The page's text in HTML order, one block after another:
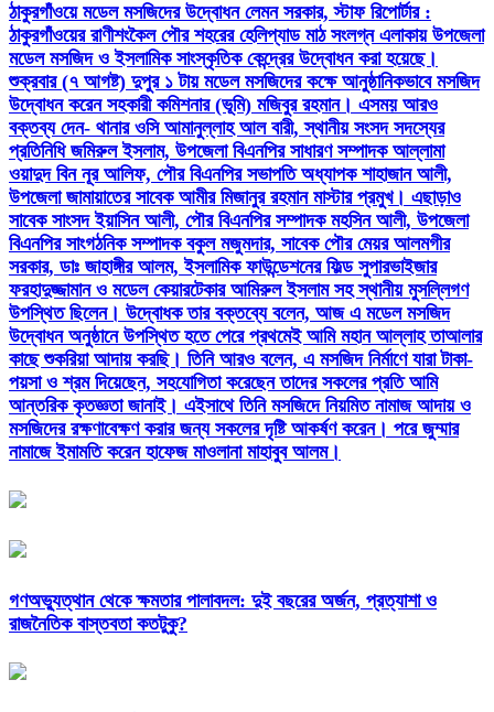
ঠাকুরগাঁওয়ে মডেল মসজিদের উদ্বোধন লেমন সরকার, স্টাফ রিপোর্টার :
ঠাকুরগাঁওয়ের রাণীশংকৈল পৌর শহরের হেলিপ্যাড মাঠ সংলগ্ন এলাকায় উপজেলা
মডেল মসজিদ ও ইসলামিক সাংস্কৃতিক কেন্দ্রের উদ্বোধন করা হয়েছে।
শুক্রবার (৭ আগষ্ট) দুপুর ১ টায় মডেল মসজিদের কক্ষে আনুষ্ঠানিকভাবে মসজিদ
উদ্বোধন করেন সহকারী কমিশনার (ভূমি) মজিবুর রহমান। এসময় আরও
বক্তব্য দেন- থানার ওসি আমানুল্লাহ আল বারী, স্থানীয় সংসদ সদস্যের
প্রতিনিধি জমিরুল ইসলাম, উপজেলা বিএনপির সাধারণ সম্পাদক আল্লামা
ওয়াদুদ বিন নূর আলিফ, পৌর বিএনপির সভাপতি অধ্যাপক শাহাজান আলী,
উপজেলা জামায়াতের সাবেক আমীর মিজানুর রহমান মাস্টার প্রমুখ। এছাড়াও
সাবেক সাংসদ ইয়াসিন আলী, পৌর বিএনপির সম্পাদক মহসিন আলী, উপজেলা
বিএনপির সাংগঠনিক সম্পাদক বকুল মজুমদার, সাবেক পৌর মেয়র আলমগীর
সরকার, ডাঃ জাহাঙ্গীর আলম, ইসলামিক ফাউন্ডেশনের ফিল্ড সুপারভাইজার
ফরহাদুজ্জামান ও মডেল কেয়ারটেকার আমিরুল ইসলাম সহ স্থানীয় মুসল্লিগণ
উপস্থিত ছিলেন। উদ্বোধক তার বক্তব্যে বলেন, আজ এ মডেল মসজিদ
উদ্বোধন অনুষ্ঠানে উপস্থিত হতে পেরে প্রথমেই আমি মহান আল্লাহ তাআলার
কাছে শুকরিয়া আদায় করছি। তিনি আরও বলেন, এ মসজিদ নির্মাণে যারা টাকা-
পয়সা ও শ্রম দিয়েছেন, সহযোগিতা করেছেন তাদের সকলের প্রতি আমি
আন্তরিক কৃতজ্ঞতা জানাই। এইসাথে তিনি মসজিদে নিয়মিত নামাজ আদায় ও
মসজিদের রক্ষণাবেক্ষণ করার জন্য সকলের দৃষ্টি আকর্ষণ করেন। পরে জুম্মার
নামাজে ইমামতি করেন হাফেজ মাওলানা মাহাবুব আলম।
গণঅভ্যুত্থান থেকে ক্ষমতার পালাবদল: দুই বছরের অর্জন, প্রত্যাশা ও
রাজনৈতিক বাস্তবতা কতটুকু?